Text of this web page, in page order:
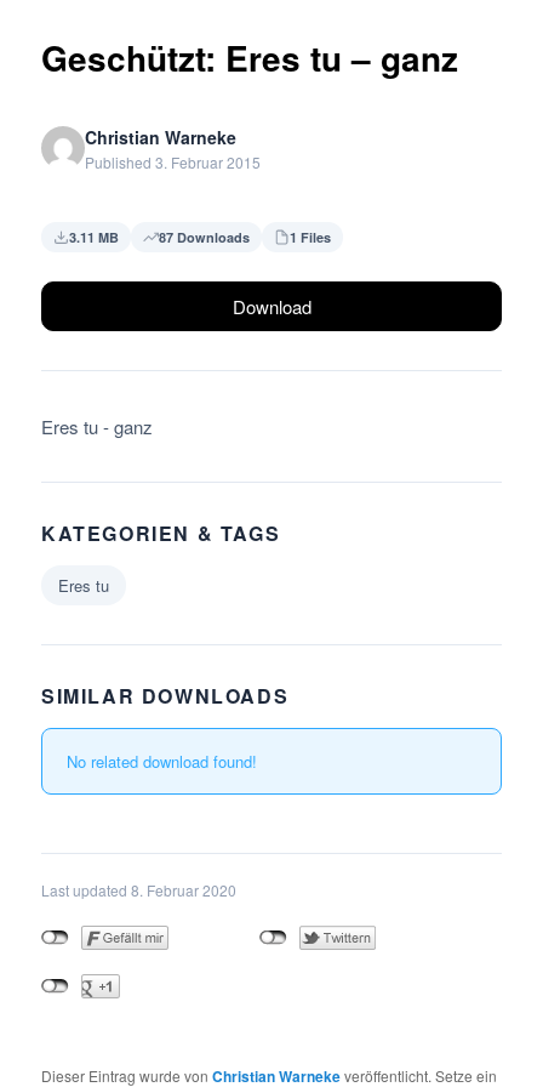
Geschützt: Eres tu – ganz
Christian Warneke
Published 3. Februar 2015
3.11 MB 87 Downloads 1 Files
Download
Eres tu - ganz
KATEGORIEN & TAGS
Eres tu
SIMILAR DOWNLOADS
No related download found!
Last updated 8. Februar 2020
Dieser Eintrag wurde vonChristian Warnekeveröffentlicht. Setze ein